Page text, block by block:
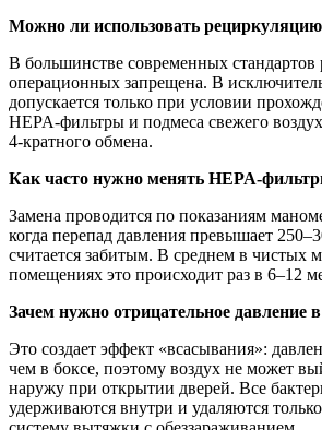
Можно ли использовать
В большинстве современных стандартов
операционных запрещена. В
допускается только при условии
HEPA-фильтры и подмеса свежего
4-кратного обмена.
Как часто нужно менять HEPA-
Замена проводится по показаниям
когда перепад давления превышает
считается забитым. В среднем в чистых
помещениях это происходит раз в 6–12
Зачем нужно отрицательное давление
Это создает эффект «всасывания»:
чем в боксе, поэтому воздух не может
наружу при открытии дверей. Все
удерживаются внутри и удаляются